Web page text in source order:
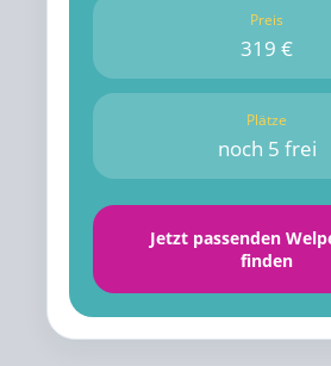
Preis
319 €
Plätze
noch 5 frei
Jetzt passenden
finden